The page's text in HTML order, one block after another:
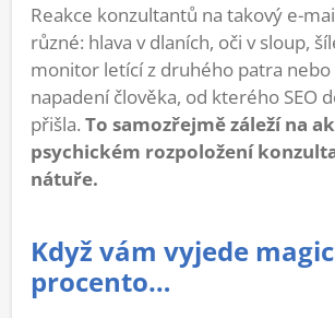
Reakce konzultantů na takový e-
různé: hlava v dlaních, oči v sloup,
monitor letící z druhého patra nebo
napadení člověka, od kterého SEO
přišla. To samozřejmě záleží na
psychickém rozpoložení
nátuře.
Když vám vyjede
procento…